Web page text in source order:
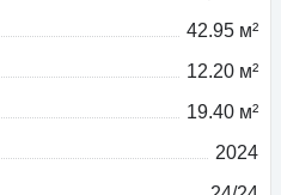
42.95 м²
12.20 м²
19.40 м²
2024